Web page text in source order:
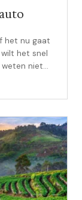
het nu gaat
het snel
niet